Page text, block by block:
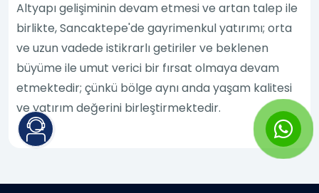
Altyapı gelişiminin devam etmesi ve artan talep ile
birlikte, Sancaktepe'de gayrimenkul yatırımı; orta
ve uzun vadede istikrarlı getiriler ve beklenen
büyüme ile umut verici bir fırsat olmaya devam
etmektedir; çünkü bölge aynı anda yaşam kalitesi
ve yatırım değerini birleştirmektedir.